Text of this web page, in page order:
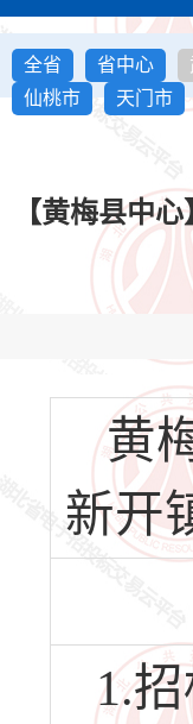
全省 省中心
仙桃市
天门市
【黄梅县中
黄
新开
1.